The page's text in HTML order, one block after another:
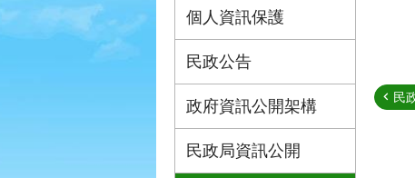
個人資訊保護
民政公告
政府資訊公開架構
民政局資訊公開
民